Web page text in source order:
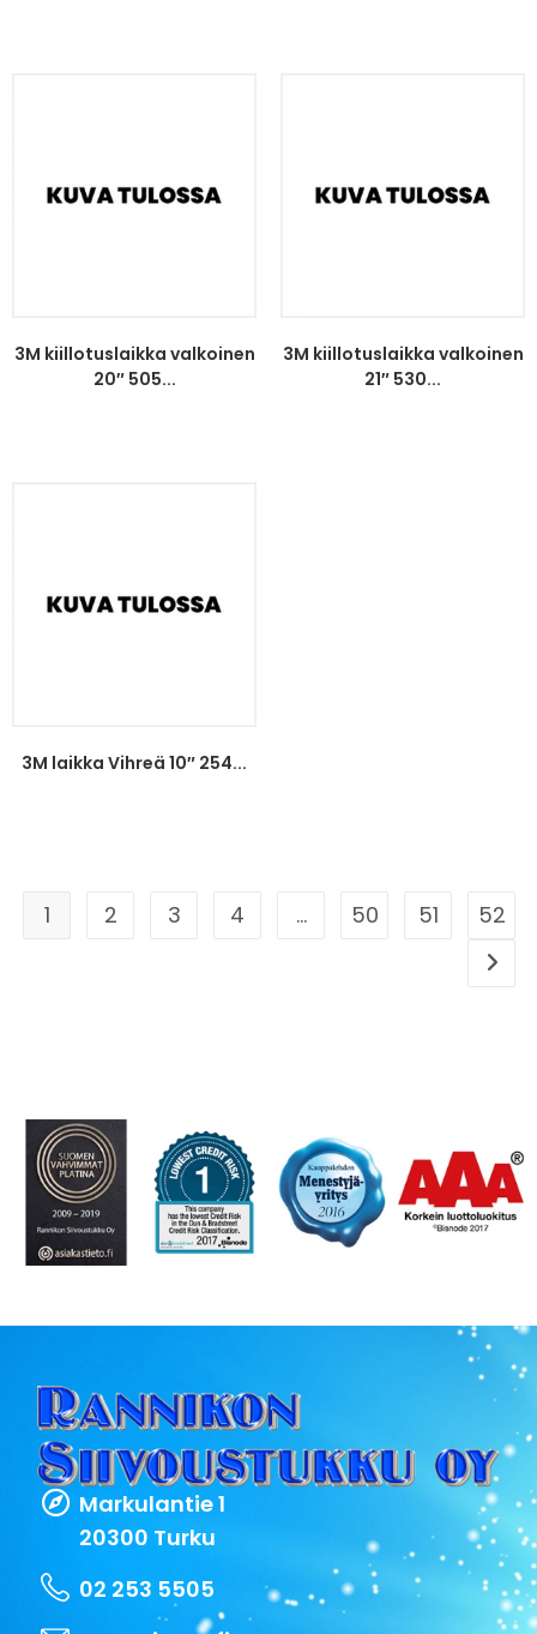
3M kiillotuslaikka valkoinen
20″ 505...
3M kiillotuslaikka valkoinen
21″ 530...
3M laikka Vihreä 10″ 254...
1 2 3 4 … 50 51 52
Markulantie 1
20300 Turku
02 253 5505